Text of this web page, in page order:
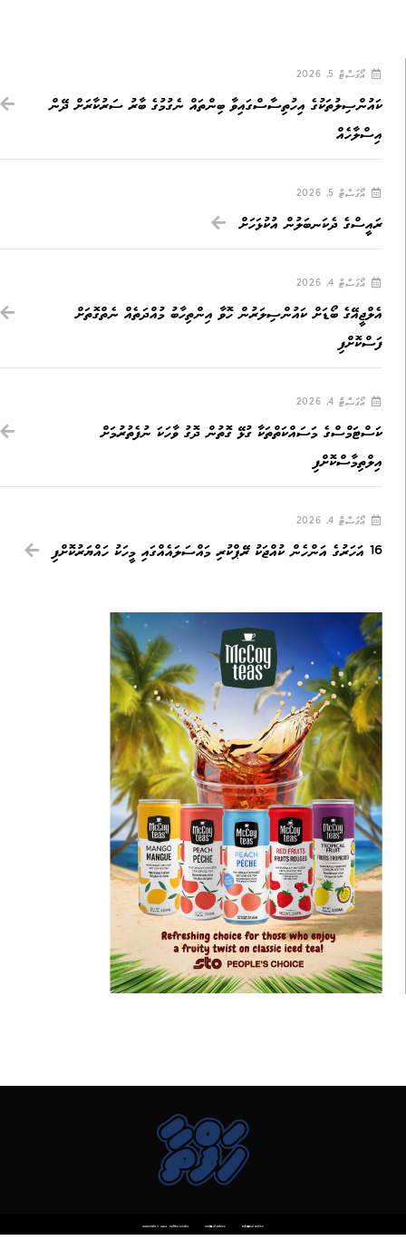
އޯގަސްޓް 5, 2026
ކައުންސިލުތަކުގެ އިހުތިސާސްގައިވާ ބިންތައް ނެގުމުގެ ބާރު ސަރުކާރަށް ދޭން
އިސްލާހެއް
އޯގަސްޓް 5, 2026
ރައީސްގެ ދެކަނބަލުން އުކުޅަހަށް
އޯގަސްޓް 4, 2026
އެލްޖީއޭގެ ބޯޑަށް ކައުންސިލަރުން ހޮވާ އިންތިހާބު މުއްދަތެއް ނެތްގޮތަށް
ފަސްކޮށްފި
އޯގަސްޓް 4, 2026
ކަސްޓަމްސްގެ މަސައްކަތްތަކާ ގުޅޭ ގޮތުން ދޮގު ވާހަކަ ނުފެތުރުމަށް
އިލްތިމާސްކޮށްފި
އޯގަސްޓް 4, 2026
16 އަހަރުގެ އަންހެން ކުއްޖަކު ރޭޕްކުރި މައްސަލައެއްގައި މީހަކު ހައްޔަރުކޮށްފި
Editorial Policy
Code of Ethics
Copyright © 2014 . Haftha Media